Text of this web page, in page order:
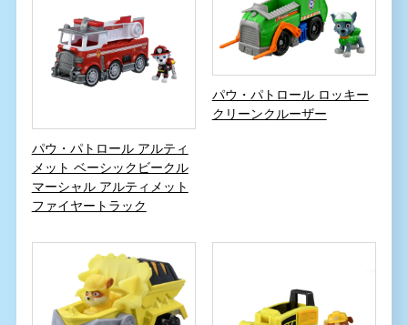
パウ・パトロール アルティ
メット ベーシックビークル
マーシャル アルティメット
ファイヤートラック
パウ・パトロール ロッキー
クリーンクルーザー